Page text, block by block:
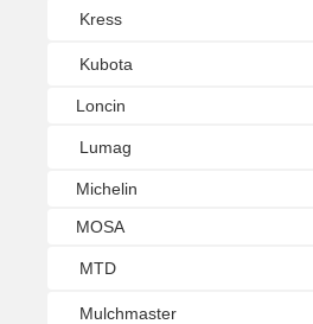
Kress
Kubota
Loncin
Lumag
Michelin
MOSA
MTD
Mulchmaster